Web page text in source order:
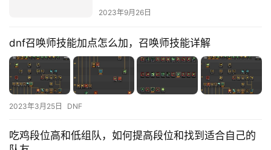
2023年9月26日
dnf召唤师技能加点怎么加，召唤师技能详解
2023年3月25日 DNF
吃鸡段位高和低组队，如何提高段位和找到适合自己的